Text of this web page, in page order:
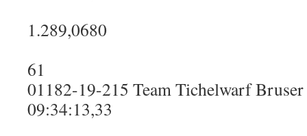
1.289,0680
61
01182-19-215 Team Tichelwarf
09:34:13,33